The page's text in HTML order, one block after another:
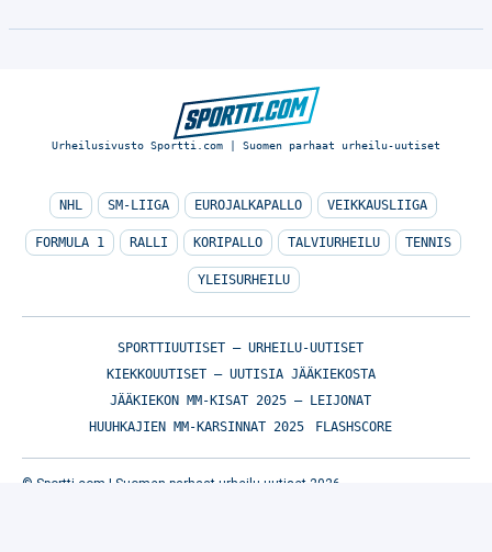
Urheilusivusto Sportti.com | Suomen parhaat urheilu-uutiset
NHL SM-LIIGA EUROJALKAPALLO VEIKKAUSLIIGA
FORMULA 1 RALLI KORIPALLO TALVIURHEILU TENNIS
YLEISURHEILU
SPORTTIUUTISET – URHEILU-UUTISET
KIEKKOUUTISET – UUTISIA JÄÄKIEKOSTA
JÄÄKIEKON MM-KISAT 2025 – LEIJONAT
HUUHKAJIEN MM-KARSINNAT 2025
FLASHSCORE
© Sportti.com | Suomen parhaat urheilu-uutiset 2026